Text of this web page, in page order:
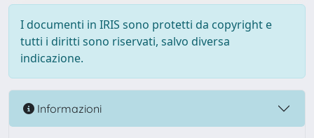
I documenti in IRIS sono protetti da copyright e
tutti i diritti sono riservati, salvo diversa
indicazione.
Informazioni